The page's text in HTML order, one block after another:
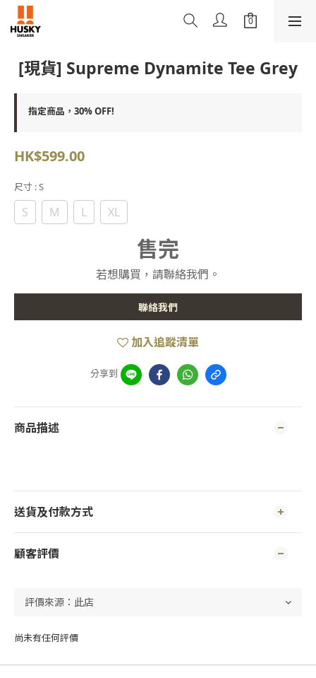
[現貨] Supreme Dynamite Tee Grey
指定商品，30% OFF!
HK$599.00
尺寸 : S
S M L XL
售完
若想購買，請聯絡我們。
聯絡我們
加入追蹤清單
分享到
商品描述
送貨及付款方式
顧客評價
尚未有任何評價